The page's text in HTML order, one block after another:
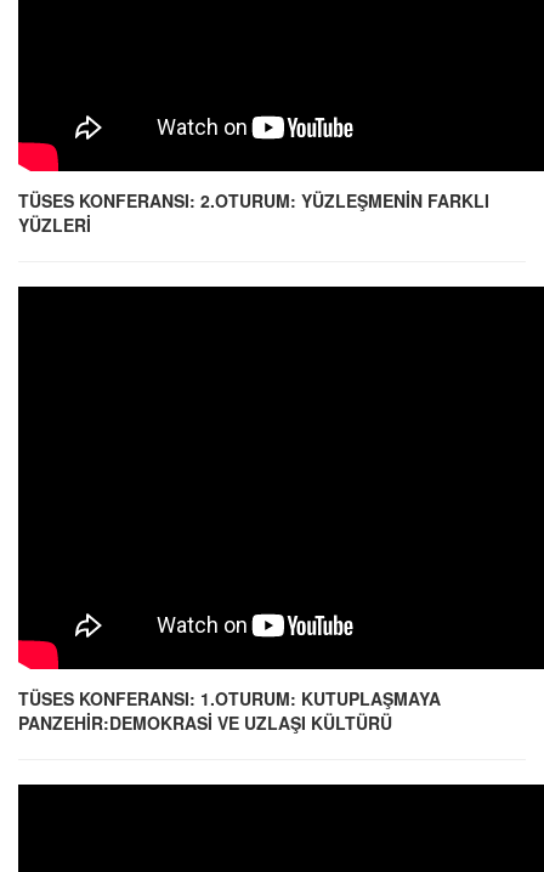
TÜSES KONFERANSI: 2.OTURUM: YÜZLEŞMENİN FARKLI
YÜZLERİ
TÜSES KONFERANSI: 1.OTURUM: KUTUPLAŞMAYA
PANZEHİR:DEMOKRASİ VE UZLAŞI KÜLTÜRÜ